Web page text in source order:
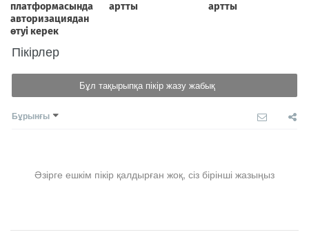
Пікірлер
Бұл тақырыпқа пікір жазу жабық
Бұрынғы
Әзірге ешкім пікір қалдырған жоқ, сіз бірінші жазыңыз